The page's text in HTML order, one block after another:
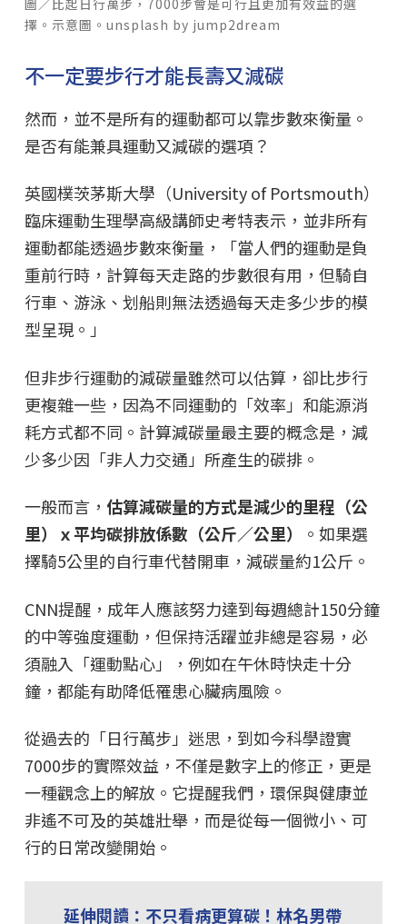
擇。示意圖。unsplash by jump2dream
不一定要步行才能長壽又減碳
然而，並不是所有的運動都可以靠步數來衡量。
是否有能兼具運動又減碳的選項？
英國樸茨茅斯大學（University of Portsmouth）
臨床運動生理學高級講師史考特表示，並非所有
運動都能透過步數來衡量，「當人們的運動是負
重前行時，計算每天走路的步數很有用，但騎自
行車、游泳、划船則無法透過每天走多少步的模
型呈現。」
但非步行運動的減碳量雖然可以估算，卻比步行
更複雜一些，因為不同運動的「效率」和能源消
耗方式都不同。計算減碳量最主要的概念是，減
少多少因「非人力交通」所產生的碳排。
一般而言， 估算減碳量的方式是減少的里程（公
里）ｘ平均碳排放係數（公斤／公里）
。如果選
擇騎5公里的自行車代替開車，減碳量約1公斤。
CNN提醒，成年人應該努力達到每週總計150分鐘
的中等強度運動，但保持活躍並非總是容易，必
須融入「運動點心」，例如在午休時快走十分
鐘，都能有助降低罹患心臟病風險。
從過去的「日行萬步」迷思，到如今科學證實
7000步的實際效益，不僅是數字上的修正，更是
一種觀念上的解放。它提醒我們，環保與健康並
非遙不可及的英雄壯舉，而是從每一個微小、可
行的日常改變開始。
延伸閱讀：不只看病更算碳！林名男帶